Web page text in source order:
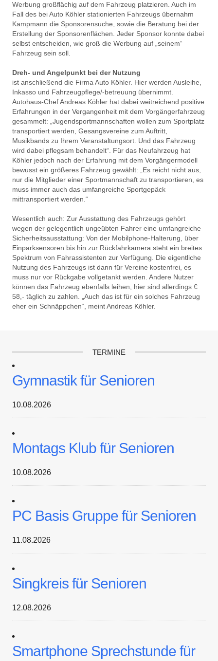
Werbung großflächig auf dem Fahrzeug platzieren. Auch im
Fall des bei Auto Köhler stationierten Fahrzeugs übernahm
Kampmann die Sponsorensuche, sowie die Beratung bei der
Erstellung der Sponsorenflächen. Jeder Sponsor konnte dabei
selbst entscheiden, wie groß die Werbung auf „seinem“
Fahrzeug sein soll.
Dreh- und Angelpunkt bei der Nutzung
ist anschließend die Firma Auto Köhler. Hier werden Ausleihe,
Inkasso und Fahrzeugpflege/-betreuung übernimmt.
Autohaus-Chef Andreas Köhler hat dabei weitreichend positive
Erfahrungen in der Vergangenheit mit dem Vorgängerfahrzeug
gesammelt: „Jugendsportmannschaften wollen zum Sportplatz
transportiert werden, Gesangsvereine zum Auftritt,
Musikbands zu Ihrem Veranstaltungsort. Und das Fahrzeug
wird dabei pflegsam behandelt“. Für das Neufahrzeug hat
Köhler jedoch nach der Erfahrung mit dem Vorgängermodell
bewusst ein größeres Fahrzeug gewählt: „Es reicht nicht aus,
nur die Mitglieder einer Sportmannschaft zu transportieren, es
muss immer auch das umfangreiche Sportgepäck
mittransportiert werden.“
Wesentlich auch: Zur Ausstattung des Fahrzeugs gehört
wegen der gelegentlich ungeübten Fahrer eine umfangreiche
Sicherheitsausstattung: Von der Mobilphone-Halterung, über
Einparksensoren bis hin zur Rückfahrkamera steht ein breites
Spektrum von Fahrassistenten zur Verfügung. Die eigentliche
Nutzung des Fahrzeugs ist dann für Vereine kostenfrei, es
muss nur vor Rückgabe vollgetankt werden. Andere Nutzer
können das Fahrzeug ebenfalls leihen, hier sind allerdings €
58,- täglich zu zahlen. „Auch das ist für ein solches Fahrzeug
eher ein Schnäppchen“, meint Andreas Köhler.
TERMINE
Gymnastik für Senioren
10.08.2026
Montags Klub für Senioren
10.08.2026
PC Basis Gruppe für Senioren
11.08.2026
Singkreis für Senioren
12.08.2026
Smartphone Sprechstunde für